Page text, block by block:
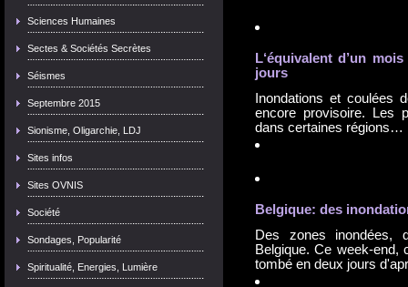
Sciences Humaines
Sectes & Sociétés Secrètes
Séismes
Septembre 2015
Sionisme, Oligarchie, LDJ
Sites infos
Sites OVNIS
Société
Sondages, Popularité
Spiritualité, Energies, Lumière
L‘équivalent d’un
jours
Inondations et coulées
encore provisoire. Les
dans certaines régions…
Belgique: des
Des zones inondées,
Belgique. Ce week-end,
tombé en deux jours